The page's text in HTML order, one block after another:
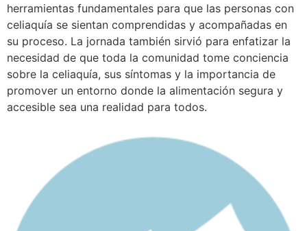
herramientas fundamentales para que las personas con
celiaquía se sientan comprendidas y acompañadas en
su proceso. La jornada también sirvió para enfatizar la
necesidad de que toda la comunidad tome conciencia
sobre la celiaquía, sus síntomas y la importancia de
promover un entorno donde la alimentación segura y
accesible sea una realidad para todos.